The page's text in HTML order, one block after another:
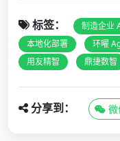
标签： 制造企业
本地化部署
环曜
用友精智
鼎捷数智
分享到：